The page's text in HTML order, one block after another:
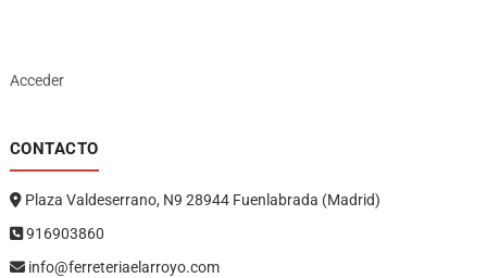
Acceder
CONTACTO
Plaza Valdeserrano, N9 28944 Fuenlabrada (Madrid)
916903860
info@ferreteriaelarroyo.com